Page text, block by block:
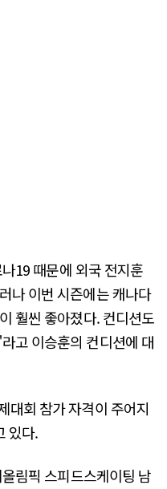
19 때문에 외국 전지훈
나 이번 시즌에는 캐나다
훨씬 좋아졌다. 컨디션도
고 이승훈의 컨디션에 대
대회 참가 자격이 주어지
있다.
림픽 스피드스케이팅 남